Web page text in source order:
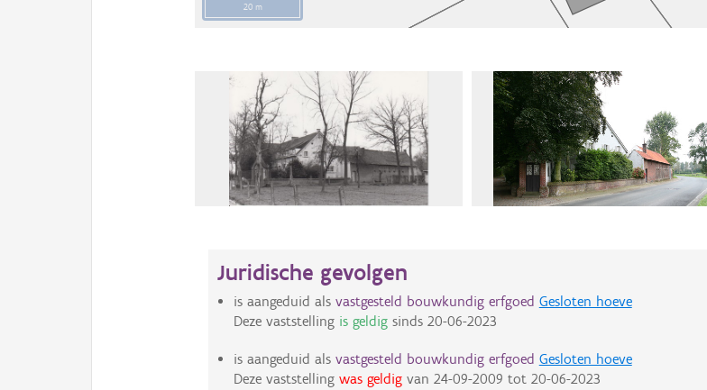
20 m
Juridische gevolgen
is aangeduid als vastgesteld bouwkundig erfgoed Gesloten hoeve
Deze vaststelling is geldigsinds 20-06-2023
is aangeduid als vastgesteld bouwkundig erfgoed Gesloten hoeve
Deze vaststelling was geldigvan 24-09-2009 tot 20-06-2023